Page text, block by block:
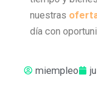
nuestras
día con
miempleo